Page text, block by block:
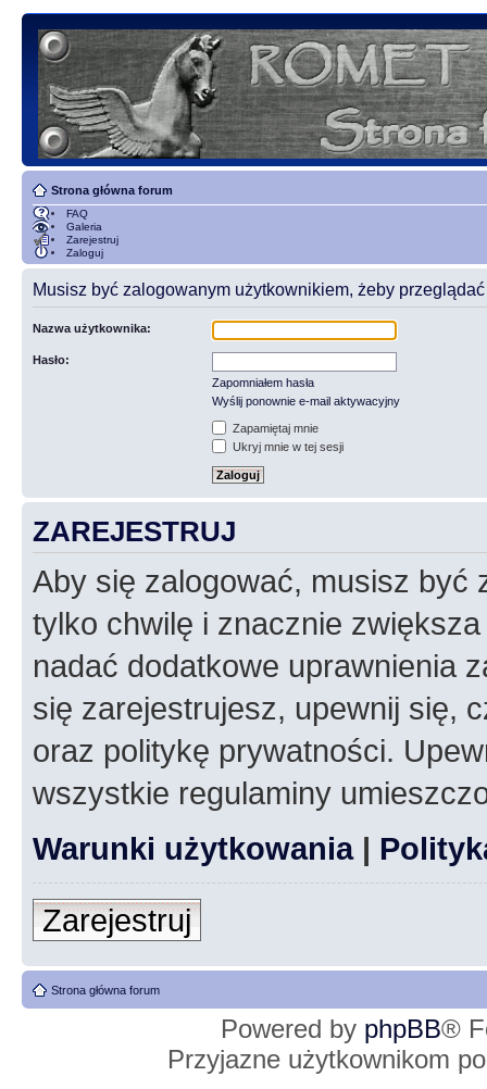
Strona główna forum
FAQ
Galeria
Zarejestruj
Zaloguj
Musisz być zalogowanym użytkownikiem, żeby przeglądać
Nazwa użytkownika:
Hasło:
Zapomniałem hasła
Wyślij ponownie e-mail aktywacyjny
Zapamiętaj mnie
Ukryj mnie w tej sesji
ZAREJESTRUJ
Aby się zalogować, musisz być
tylko chwilę i znacznie
nadać dodatkowe uprawnienia
się zarejestrujesz, upewnij się,
oraz politykę prywatności.
wszystkie regulaminy
Warunki użytkowania|
Zarejestruj
Strona główna forum
Powered by phpBB®
Przyjazne użytkownikom